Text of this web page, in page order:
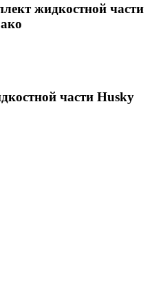
жидкостной части
части Husky